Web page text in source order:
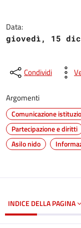
Data:
giovedì, 15
Condividi
Argomenti
Comunicazione
Partecipazione e diritti
Asilo nido
INDICE DELLA PAGINA